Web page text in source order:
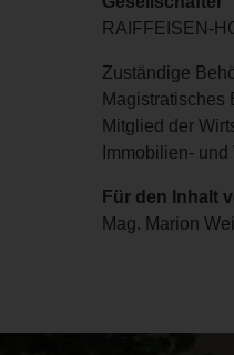
RAIFFEISEN-
Zuständige
Magistratisches
Mitglied der
Immobilien-
Für den Inhalt
Mag. Marion